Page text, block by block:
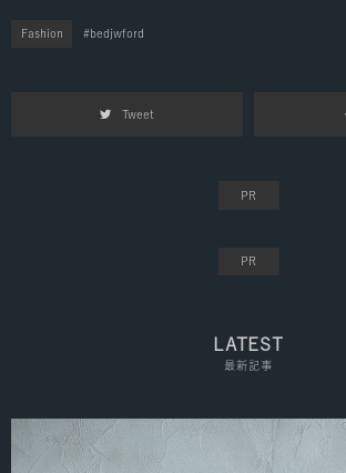
Fashion bedjwford
Tweet
LATEST
最新記事